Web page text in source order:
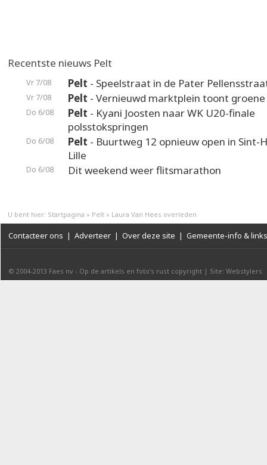
Recentste nieuws Pelt
Vr 7/08 Pelt - Speelstraat in de Pater
Vr 7/08 Pelt - Vernieuwd marktplein toont
Do 6/08 Pelt - Kyani Joosten naar WK U20-finale
polsstokspringen
Do 6/08 Pelt - Buurtweg 12 opnieuw open in Sint-
Lille
Do 6/08 Dit weekend weer flitsmarathon
U bent hier: Startpagina » Pelt » Laura Van Hees overleden
Contacteer ons | Adverteer | Over deze site | Gemeente-info & links
© 2004-2013 Faes nv - Op de artikels en foto’s rust copyright | Site: Webstylers